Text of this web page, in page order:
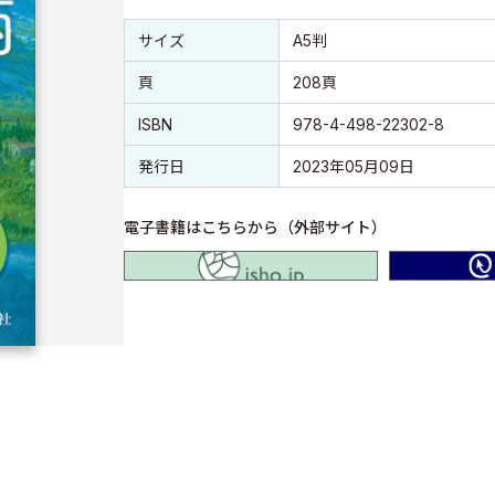
書誌情報
書誌情報
サイズ A5判
頁 208頁
ISBN 978-4-498-22302-8
発行日 2023年05月09日
電子書籍はこちらから（外部サイト）